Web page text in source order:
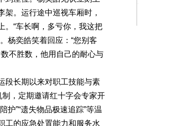
。运行途中巡视车厢时，
。“车长啊，多亏你，我这把
杨奕皓笑着回应：“您别客
不胜数，他用自己的耐心与
长期以来对职工技能与素
制，定期邀请红十字会专家开
护”“遗失物品极速追踪”等温
工的应急处置能力和服务水